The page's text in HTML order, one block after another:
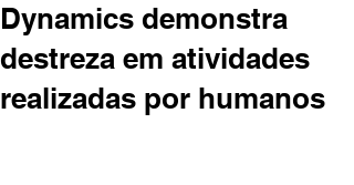
Dynamics demonstra
destreza em atividades
realizadas por humanos